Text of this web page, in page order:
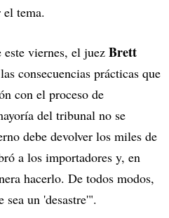
tema.
viernes, el juez Brett
consecuencias prácticas que
con el proceso de
del tribunal no se
debe devolver los miles de
a los importadores y, en
hacerlo. De todos modos,
sea un 'desastre'".